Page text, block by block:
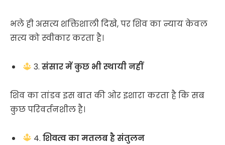
भले ही असत्य शक्तिशाली दिखे, पर शिव का न्याय केवल
सत्य को स्वीकार करता है।
3.संसार में कुछ भी स्थायी नहीं
शिव का तांडव इस बात की ओर इशारा करता है कि सब
कुछ परिवर्तनशील है।
4.शिवत्व का मतलब है संतुलन